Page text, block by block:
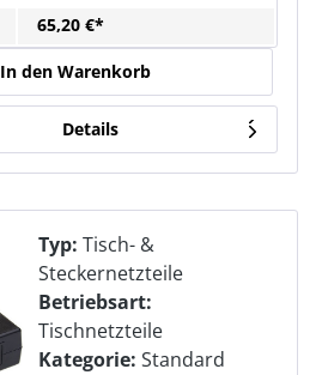
65,20 €*
In den Warenkorb
Details
Typ: Tisch- &
Steckernetzteile
Betriebsart:
Tischnetzteile
Kategorie: Standard